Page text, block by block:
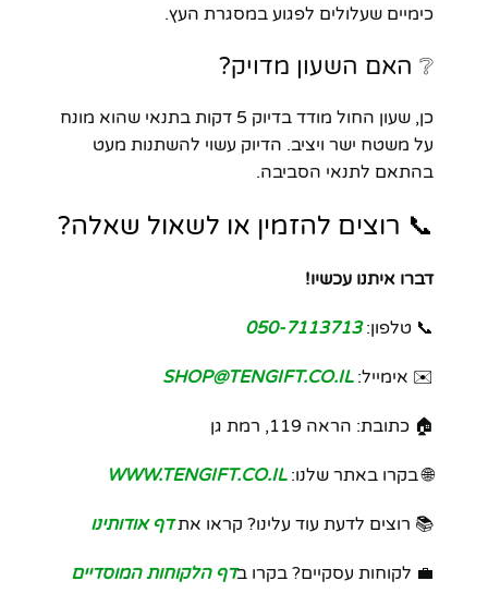
כימיים שעלולים לפגוע במסגרת העץ.
❔ האם השעון מדויק?
כן, שעון החול מודד בדיוק 5 דקות בתנאי שהוא מונח
על משטח ישר ויציב. הדיוק עשוי להשתנות מעט
בהתאם לתנאי הסביבה.
📞 רוצים להזמין או לשאול שאלה?
דברו איתנו עכשיו!
📞 טלפון:050-7113713
✉️ אימייל:SHOP@TENGIFT.CO.IL
🏠 כתובת: הראה 119, רמת גן
🌐 בקרו באתר שלנו:WWW.TENGIFT.CO.IL
📚 רוצים לדעת עוד עלינו? קראו אתדף אודותינו
💼 לקוחות עסקיים? בקרו בדף הלקוחות המוסדיים